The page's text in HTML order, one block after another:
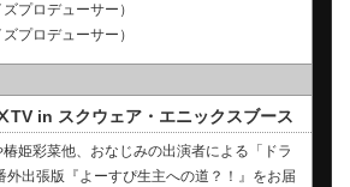
プロデューサー）
プロデューサー）
in スクウェア・エニックスブース
姫彩菜他、おなじみの出演者による「ドラ
出張版『よーすぴ生主への道？！』をお届